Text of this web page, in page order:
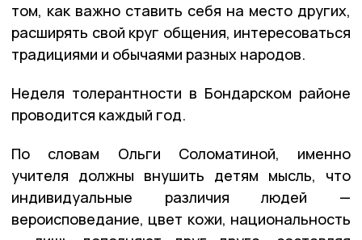
том, как важно ставить себя на место других,
расширять свой круг общения, интересоваться
традициями и обычаями разных народов.
Неделя толерантности в Бондарском районе
проводится каждый год.
По словам Ольги Соломатиной, именно
учителя должны внушить детям мысль, что
индивидуальные различия людей —
вероисповедание, цвет кожи, национальность